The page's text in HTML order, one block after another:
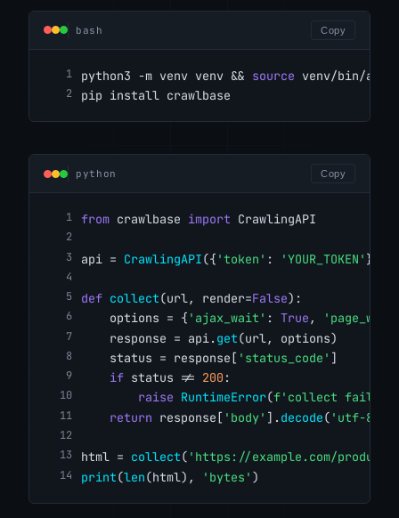
bash Copy
python3 -m venv venv && source venv/bin/
pip install crawlbase
python Copy
from crawlbase import CrawlingAPI
api = CrawlingAPI({ 'token' : 'YOUR_TOKEN' })
def collect(url, render=False):
    options = {
'ajax_wait' : True ,
    response = api.
get(url, options)
    status = response[
'status_code' ]
if status != 200 :
raise RuntimeError(f'collect failed
return response[ 'body' ]. decode( 'utf-8'
html = collect( 'https://example.com/
print(len(html), 'bytes' )